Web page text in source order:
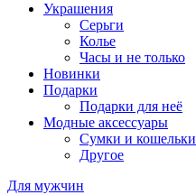
Украшения
Серьги
Колье
Часы и не только
Новинки
Подарки
Подарки для неё
Модные аксессуары
Сумки и кошельки
Другое
Для мужчин